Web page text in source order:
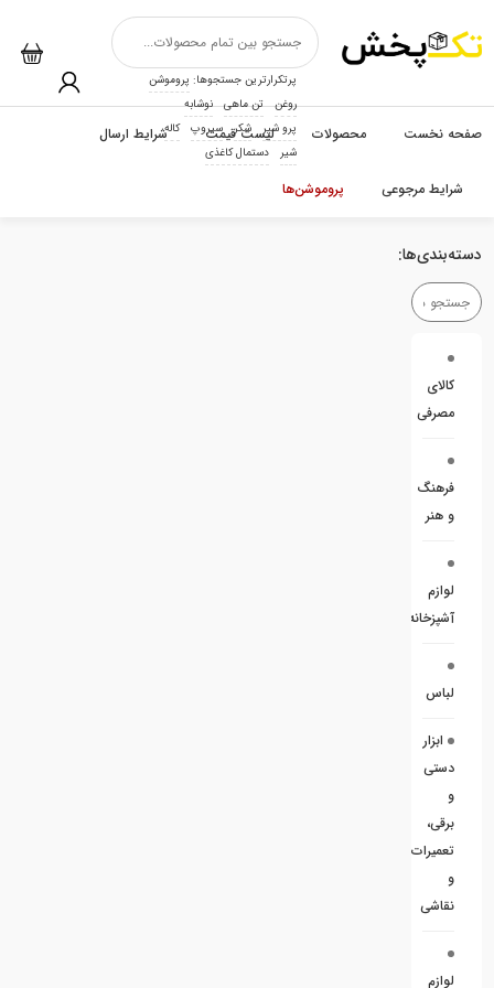
پرتکرارترین جستجوها: پروموشن
روغن
تن ماهی
نوشابه
پرو شیر
شکر سیروپ
کاله
شیر
دستمال کاغذی
صفحه نخست محصولات لیست قیمت شرایط ارسال
شرایط مرجوعی پروموشن‌ها
دسته‌بندی‌ها:
کالای
مصرفی
فرهنگ
و هنر
لوازم
آشپزخانه
لباس
ابزار
دستی
و
برقی،
تعمیرات
و
نقاشی
لوازم